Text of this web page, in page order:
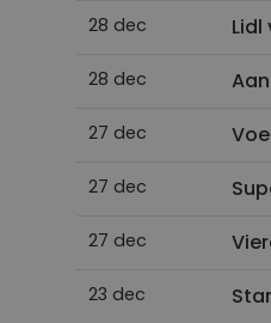
28 dec
28 dec
27 dec
27 dec
27 dec
23 dec